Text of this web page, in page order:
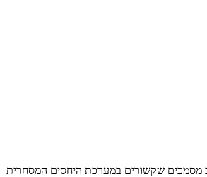
מסמכים שקשורים במערכת היחסים המסחרית